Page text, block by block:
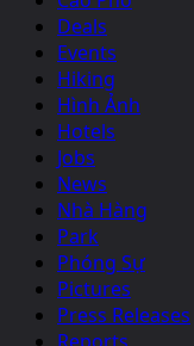
Deals
Events
Hiking
Hình Ảnh
Hotels
Jobs
News
Nhà Hàng
Park
Phóng Sự
Pictures
Press Releases